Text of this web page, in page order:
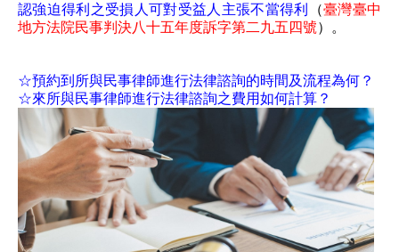
認強迫得利之受損人可對受益人主張不當得利
（臺灣臺中
地方法院民事判決八十五年度訴字第二九五四號）。
☆預約到所與民事律師進行法律諮詢的時間及流程為何？
☆來所與民事律師進行法律諮詢之費用如何計算？